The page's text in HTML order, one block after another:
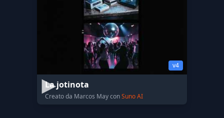
v4
La jotinota
Creato da Marcos May conSuno AI